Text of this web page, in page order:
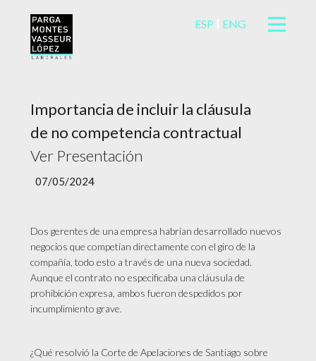
ESP ENG
Importancia de incluir la cláusula
de no competencia contractual
Ver Presentación
07/05/2024
Dos gerentes de una empresa habrían desarrollado nuevos
negocios que competían directamente con el giro de la
compañía, todo esto a través de una nueva sociedad.
Aunque el contrato no especificaba una cláusula de
prohibición expresa, ambos fueron despedidos por
incumplimiento grave.
¿Qué resolvió la Corte de Apelaciones de Santiago sobre